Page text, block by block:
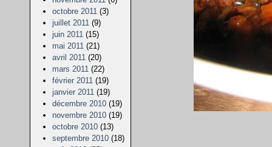
octobre 2011 (3)
juillet 2011 (9)
juin 2011 (15)
mai 2011 (21)
avril 2011 (20)
mars 2011 (22)
février 2011 (19)
janvier 2011 (19)
décembre 2010 (19)
novembre 2010 (19)
octobre 2010 (13)
septembre 2010 (18)